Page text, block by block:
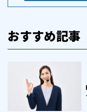
おすすめ記事